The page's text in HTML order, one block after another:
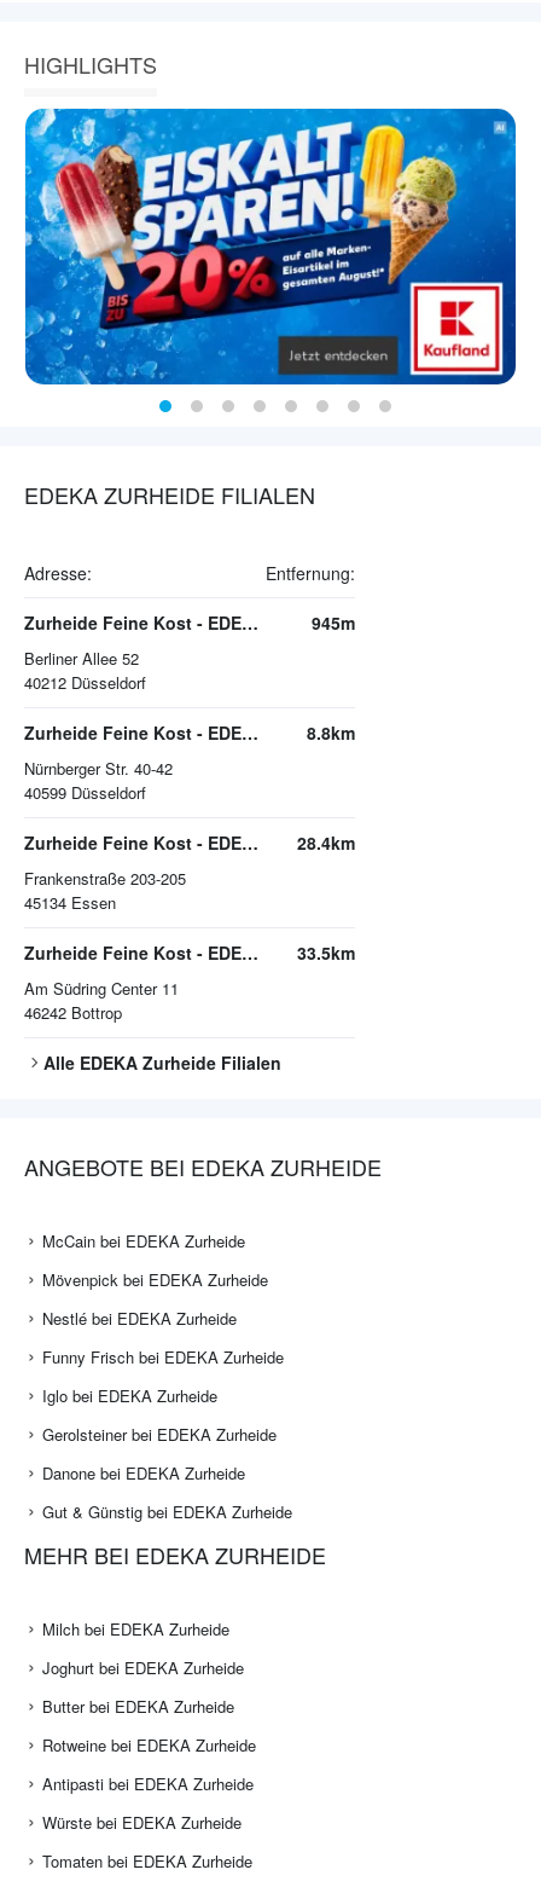
HIGHLIGHTS
EDEKA ZURHEIDE FILIALEN
Adresse: Entfernung:
Zurheide Feine Kost - EDEKA Frischecenter
Berliner Allee 52
40212 Düsseldorf
945m
Zurheide Feine Kost - EDEKA Frischecenter
Nürnberger Str. 40-42
40599 Düsseldorf
8.8km
Zurheide Feine Kost - EDEKA Frischecenter
Frankenstraße 203-205
45134 Essen
28.4km
Zurheide Feine Kost - EDEKA Frischecenter
Am Südring Center 11
46242 Bottrop
33.5km
Alle EDEKA Zurheide Filialen
ANGEBOTE BEI EDEKA ZURHEIDE
McCain bei EDEKA Zurheide
Mövenpick bei EDEKA Zurheide
Nestlé bei EDEKA Zurheide
Funny Frisch bei EDEKA Zurheide
Iglo bei EDEKA Zurheide
Gerolsteiner bei EDEKA Zurheide
Danone bei EDEKA Zurheide
Gut & Günstig bei EDEKA Zurheide
MEHR BEI EDEKA ZURHEIDE
Milch bei EDEKA Zurheide
Joghurt bei EDEKA Zurheide
Butter bei EDEKA Zurheide
Rotweine bei EDEKA Zurheide
Antipasti bei EDEKA Zurheide
Würste bei EDEKA Zurheide
Tomaten bei EDEKA Zurheide